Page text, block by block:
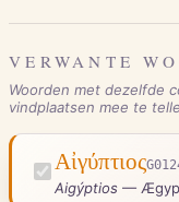
VERWANTE
Woorden met dezelfde
vindplaatsen mee te
Αἰγύπτιος
Aigýptios —